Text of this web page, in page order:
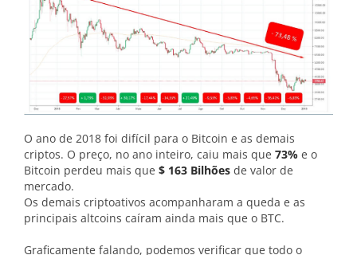
O ano de 2018 foi difícil para o Bitcoin e as demais
criptos. O preço, no ano inteiro, caiu mais que 73% e o
Bitcoin perdeu mais que $ 163 Bilhões de valor de
mercado.
Os demais criptoativos acompanharam a queda e as
principais altcoins caíram ainda mais que o BTC.
Graficamente falando, podemos verificar que todo o